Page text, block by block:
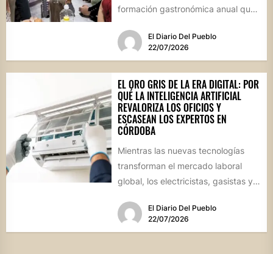
formación gastronómica anual que
culinarias...El Diario Del Pueblo
22/07/2026
EL ORO GRIS DE LA ERA DIGITAL: POR
QUÉ LA INTELIGENCIA ARTIFICIAL
REVALORIZA LOS OFICIOS Y
ESCASEAN LOS EXPERTOS EN
CÓRDOBA
Mientras las nuevas tecnologías
transforman el mercado laboral
global, los electricistas, gasistas y
alza debido a...El Diario Del Pueblo
22/07/2026